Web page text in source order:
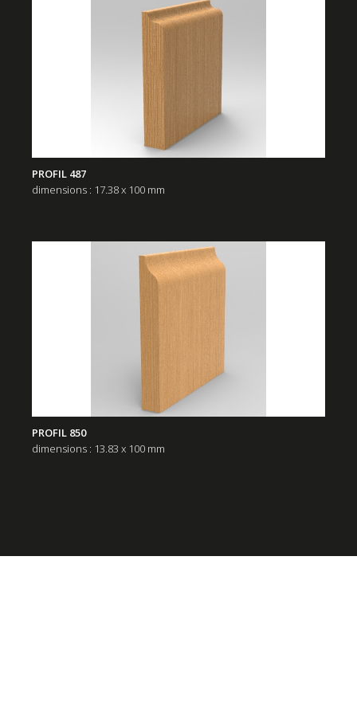
PROFIL 487
dimensions : 17.38 x 100 mm
PROFIL 850
dimensions : 13.83 x 100 mm